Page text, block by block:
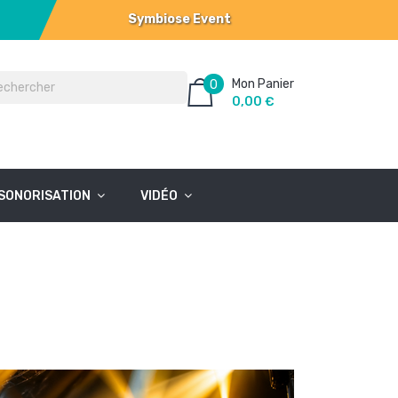
Symbiose Event
Mon Panier
0
0,00 €
VIDÉO